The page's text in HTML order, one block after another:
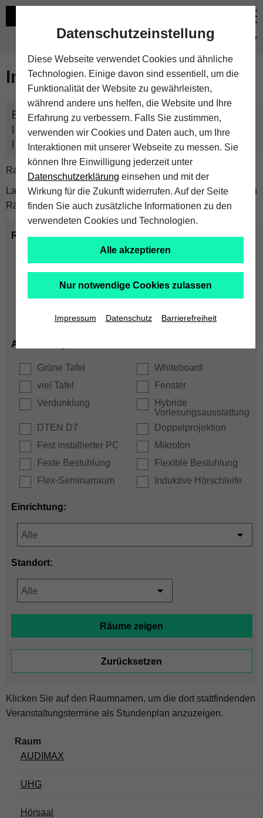
eKVV
Im eKVV verwaltete Räume
Freie Räume und Veranstaltungsüberschneidungen
Raumüberschneidungen
Hinweise der zentralen Raumvergabe
Raumanfragen: raumvergabe@uni-bielefeld.de
Lassen Sie sich alle Räume anzeigen oder suchen Sie nach
Räumen mit bestimmten Eigenschaften:
Raumkriterien:
max. Plätze:
Ausstattung:
Grüne Tafel
Whiteboard
viel Tafel
Fenster
Verdunklung
Hybride
Vorlesungsausstattung
DTEN D7
Doppelprojektion
Fest installierter PC
Mikrofon
Feste Bestuhlung
Flexible Bestuhlung
Flex-Seminarraum
Induktive Hörschleife
Einrichtung:
Standort:
Klicken Sie auf den Raumnamen, um die dort stattfindenden
Veranstaltungstermine als Stundenplan anzuzeigen.
AUDIMAX
UHG
Hörsaal
Datenschutzeinstellung
Diese Webseite verwendet Cookies und ähnliche
Technologien. Einige davon sind essentiell, um die
Funktionalität der Website zu gewährleisten,
während andere uns helfen, die Website und Ihre
Erfahrung zu verbessern. Falls Sie zustimmen,
verwenden wir Cookies und Daten auch, um Ihre
Interaktionen mit unserer Webseite zu messen. Sie
können Ihre Einwilligung jederzeit unter
Datenschutzerklärung einsehen und mit der
Wirkung für die Zukunft widerrufen. Auf der Seite
finden Sie auch zusätzliche Informationen zu den
verwendeten Cookies und Technologien.
Alle akzeptieren
Nur notwendige Cookies zulassen
Impressum Datenschutz Barrierefreiheit